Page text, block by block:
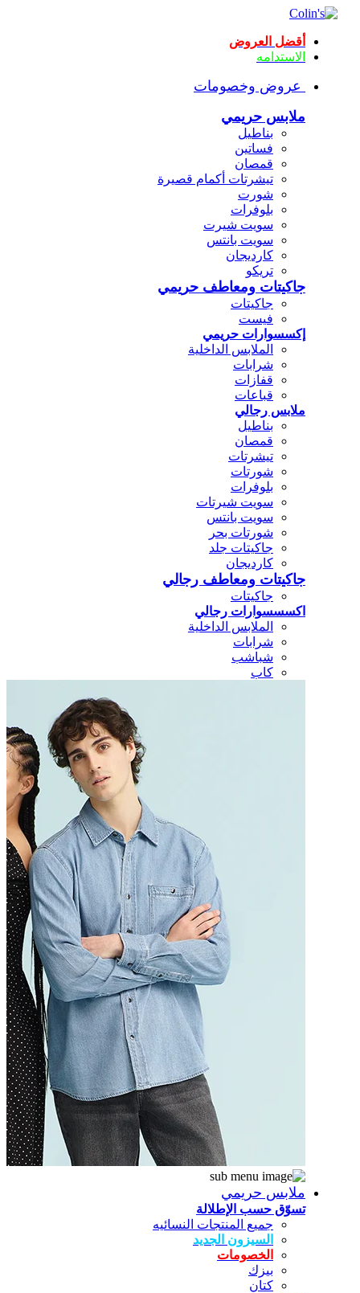
أقضل العروض
الاستدامه
عروض وخصومات
ملابس حريمي
بناطيل
فساتين
قمصان
تيشرتات أكمام قصيرة
شورت
بلوفرات
سويت شيرت
سويت بانتس
كارديجان
تريكو
جاكيتات ومعاطف حريمي
جاكيتات
فيست
إكسسوارات حريمي
الملابس الداخلية
شرابات
قفازات
قباعات
ملابس رجالي
بناطيل
قمصان
تيشرتات
شورتات
بلوفرات
سويت شيرتات
سويت بانتس
شورتات بحر
جاكيتات جلد
كارديجان
جاكيتات ومعاطف رجالي
جاكيتات
اكسسسوارات رجالي
الملابس الداخلية
شرابات
شباشب
كاب
ملابس حريمي
تسوّق حسب الإطلالة
جميع المنتجات النسائيه
السيزون الجديد
الخصومات
بيزك
كتان